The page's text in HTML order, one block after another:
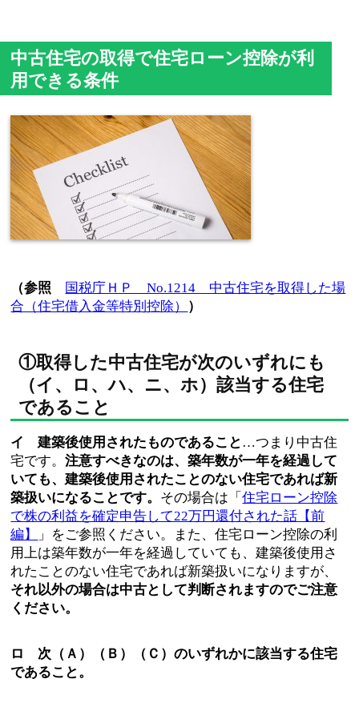
中古住宅の取得で住宅ローン控除が利
用できる条件
（参照 国税庁ＨＰ No.1214 中古住宅を取得した場
合（住宅借入金等特別控除） ）
①取得した中古住宅が次のいずれにも
（イ、ロ、ハ、ニ、ホ）該当する住宅
であること
イ 建築後使用されたものであること …つまり中古住
宅です。注意すべきなのは、築年数が一年を経過して
いても、建築後使用されたことのない住宅であれば新
築扱いになることです。 その場合は「住宅ローン控除
で株の利益を確定申告して22万円還付された話【前
編】
」をご参照ください。また、住宅ローン控除の利
用上は築年数が一年を経過していても、建築後使用さ
れたことのない住宅であれば新築扱いになりますが、
それ以外の場合は中古として判断されますのでご注意
ください。
ロ 次（Ａ）（Ｂ）（Ｃ）のいずれかに該当する住宅
であること。